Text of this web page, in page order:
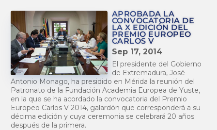
APROBADA LA
CONVOCATORIA DE
LA X EDICIÓN DEL
PREMIO EUROPEO
CARLOS V
Sep 17, 2014
El presidente del Gobierno
de Extremadura, José
Antonio Monago, ha presidido en Mérida la reunión del
Patronato de la Fundación Academia Europea de Yuste,
en la que se ha acordado la convocatoria del Premio
Europeo Carlos V 2014, galardón que corresponderá a su
décima edición y cuya ceremonia se celebrará 20 años
después de la primera.